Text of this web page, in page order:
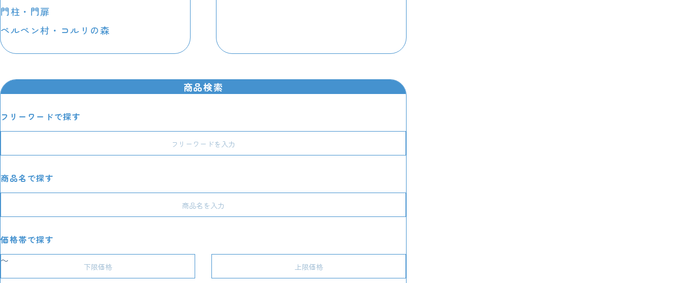
門柱・門扉
ペルペン村・コルリの森
商品検索
フリーワードで探す
商品名で探す
価格帯で探す